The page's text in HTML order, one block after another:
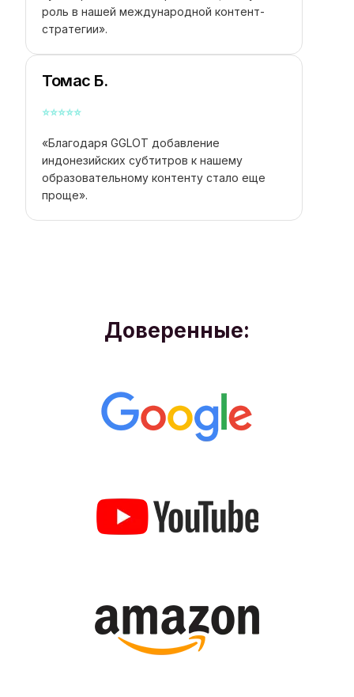
роль в нашей международной контент-
стратегии».
Томас Б.
⭐⭐⭐⭐⭐
«Благодаря GGLOT добавление
индонезийских субтитров к нашему
образовательному контенту стало еще
проще».
Доверенные: